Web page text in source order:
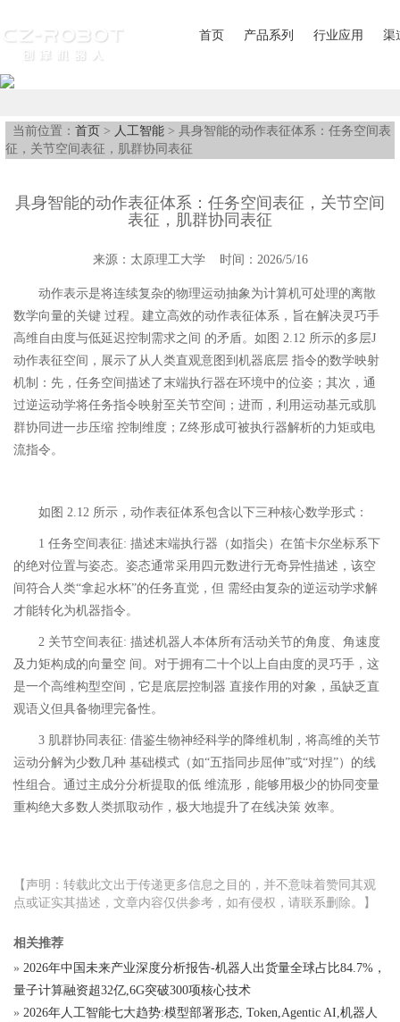
首页 产品系列 行业应用 渠
当前位置： 首页 > 人工智能 > 具身智能的动作表征体系：任务空间表
征，关节空间表征，肌群协同表征
具身智能的动作表征体系：任务空间表征，关节空间
表征，肌群协同表征
来源：太原理工大学 时间：2026/5/16
动作表示是将连续复杂的物理运动抽象为计算机可处理的离散
数学向量的关键 过程。建立高效的动作表征体系，旨在解决灵巧手
高维自由度与低延迟控制需求之间 的矛盾。如图 2.12 所示的多层J
动作表征空间，展示了从人类直观意图到机器底层 指令的数学映射
机制：先，任务空间描述了末端执行器在环境中的位姿；其次，通
过逆运动学将任务指令映射至关节空间；进而，利用运动基元或肌
群协同进一步压缩 控制维度；Z终形成可被执行器解析的力矩或电
流指令。
如图 2.12 所示，动作表征体系包含以下三种核心数学形式：
1 任务空间表征: 描述末端执行器（如指尖）在笛卡尔坐标系下
的绝对位置与姿态。姿态通常采用四元数进行无奇异性描述，该空
间符合人类“拿起水杯”的任务直觉，但 需经由复杂的逆运动学求解
才能转化为机器指令。
2 关节空间表征: 描述机器人本体所有活动关节的角度、角速度
及力矩构成的向量空 间。对于拥有二十个以上自由度的灵巧手，这
是一个高维构型空间，它是底层控制器 直接作用的对象，虽缺乏直
观语义但具备物理完备性。
3 肌群协同表征: 借鉴生物神经科学的降维机制，将高维的关节
运动分解为少数几种 基础模式（如“五指同步屈伸”或“对捏”）的线
性组合。通过主成分分析提取的低 维流形，能够用极少的协同变量
重构绝大多数人类抓取动作，极大地提升了在线决策 效率。
【声明：转载此文出于传递更多信息之目的，并不意味着赞同其观
点或证实其描述，文章内容仅供参考，如有侵权，请联系删除。】
相关推荐
» 2026年中国未来产业深度分析报告-机器人出货量全球占比84.7%，
量子计算融资超32亿,6G突破300项核心技术
» 2026年人工智能七大趋势:模型部署形态, Token,Agentic AI,机器人